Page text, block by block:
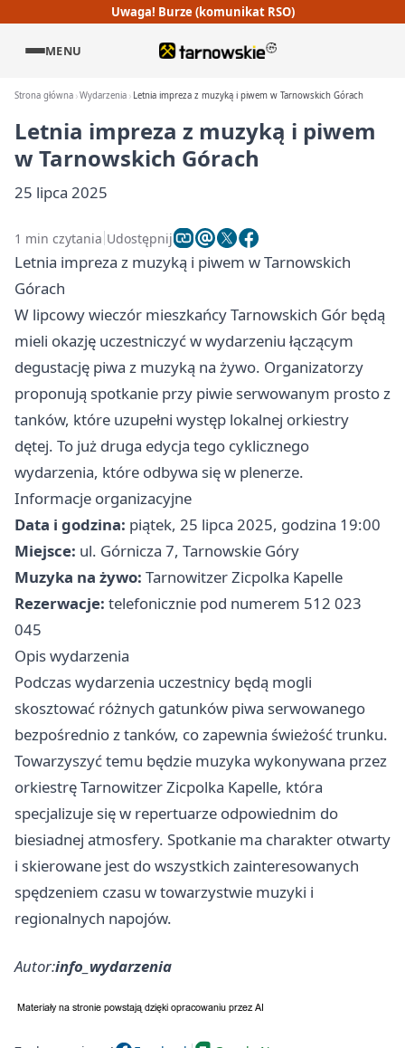
Uwaga! Burze (komunikat RSO)
MENU
Strona główna Wydarzenia Letnia impreza z muzyką i piwem w Tarnowskich Górach
Letnia impreza z muzyką i piwem
w Tarnowskich Górach
25 lipca 2025
1 min czytania Udostępnij
Letnia impreza z muzyką i piwem w Tarnowskich
Górach
W lipcowy wieczór mieszkańcy Tarnowskich Gór będą
mieli okazję uczestniczyć w wydarzeniu łączącym
degustację piwa z muzyką na żywo. Organizatorzy
proponują spotkanie przy piwie serwowanym prosto z
tanków, które uzupełni występ lokalnej orkiestry
dętej. To już druga edycja tego cyklicznego
wydarzenia, które odbywa się w plenerze.
Informacje organizacyjne
Data i godzina: piątek, 25 lipca 2025, godzina 19:00
Miejsce: ul. Górnicza 7, Tarnowskie Góry
Muzyka na żywo: Tarnowitzer Zicpolka Kapelle
Rezerwacje: telefonicznie pod numerem 512 023
045
Opis wydarzenia
Podczas wydarzenia uczestnicy będą mogli
skosztować różnych gatunków piwa serwowanego
bezpośrednio z tanków, co zapewnia świeżość trunku.
Towarzyszyć temu będzie muzyka wykonywana przez
orkiestrę Tarnowitzer Zicpolka Kapelle, która
specjalizuje się w repertuarze odpowiednim do
biesiadnej atmosfery. Spotkanie ma charakter otwarty
i skierowane jest do wszystkich zainteresowanych
spędzeniem czasu w towarzystwie muzyki i
regionalnych napojów.
Autor:info_wydarzenia